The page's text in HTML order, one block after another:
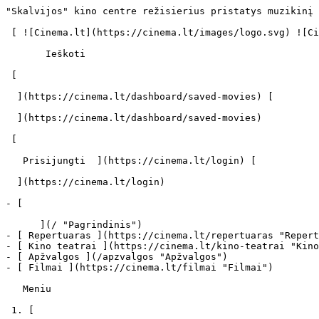
"Skalvijos" kino centre režisierius pristatys muzikinį filmą „Voluptas dolendi. Caravaggio gestai“ - cinema.lt                            Ieškoti     

 [ ![Cinema.lt](https://cinema.lt/images/logo.svg) ![Cinema.lt](https://cinema.lt/images/favicon.svg) ](https://cinema.lt "Cinema.lt")

       Ieškoti     

 [  

  ](https://cinema.lt/dashboard/saved-movies) [  

  ](https://cinema.lt/dashboard/saved-movies)

 [  

   Prisijungti  ](https://cinema.lt/login) [  

  ](https://cinema.lt/login) 

- [  

      ](/ "Pagrindinis")
- [ Repertuaras ](https://cinema.lt/repertuaras "Repertuaras")
- [ Kino teatrai ](https://cinema.lt/kino-teatrai "Kino teatrai")
- [ Apžvalgos ](/apzvalgos "Apžvalgos")
- [ Filmai ](https://cinema.lt/filmai "Filmai")

   Meniu   

 1. [ 

      cinema.lt  ](/)
2. [  Naujienos  ](https://cinema.lt/naujienos)
3. "Skalvijos" kino centre režisierius pristatys muzikinį filmą „Voluptas dolendi. Caravaggio gestai“

"Skalvijos" kino centre režisierius pristatys muzikinį filmą „Voluptas dolendi. Caravaggio gestai“
==================================================================================================

Lapkričio 17, 18 d. – 17 val. "Skalvijos" kino centre bus parodytas italų režisieriaus muzikinis filmas „Voluptas dolendi. Caravaggio gestai“ („Voluptas dolendi. I gesti del Caravaggio“, muzikinė drama, italų, lotynų k., liet. subt., Italija, 2008, 58 min.). Filmą pristatys režisierius.

Režisierius: Francesco Vitali

Filmo aktoriai: šokėja Deda Cristina Colonna, arfininkė Mara Galassi

Šis kūrinys – ne teatro pjesė, perkelta į kiną, tai ne dokumentika, ne muzikinis filmas ir net ne baletas. Filmo scenarijus grįstas ne mūsų laikais parašytu tekstu, – kaip ir spektaklio, pagal kurio motyvus šis sukurtas. Jį sudaro dėliojami tarsi skaidrės paveikslai, o perpinant juos citatomis iš senovinių kūrinių, pasiekiama, kad judesys, spalvos, šviesos, garsai ir žodžiai susilietų į vientisą pasakojimą.

Tarp daugybės Italijos baroko genijaus Michelangelo Merisi da Caravaggio kūrybai skirtos produkcijos ir renginių, aprėpiančių kone visus įmanomus jo tapybos palikimo aspektus (net ir mažiau svarbius ar visai netikėtus), šis filmas labai reikšmingas. Šįsyk paliekant nuošalyje skandalingus menininko biografijos faktus, žiūrovui iš vidaus atskleidžiamas paties dailininko žvilgsnis, tarsi įgarsintoje fotografijoje ir judesyje fiksuojantis kasdienį to meto gyvenimą, kuris ne taip smarkiai skiriasi ir nuo mūsiškio.

Filmą pristato nacionalinė programa „Vilnius – Europos kultūros sostinė 2009“ ir „Baroko dialogai“. Specialia baroko menų – architektūros, muzikos, teatro, literatūros bei šokio –programa siekiama aktualiai pristatyti ir šiuolaikiškai interpretuoti Europos baroko meninį palikimą. Rengėjai – viešoji įstaiga „Banchetto musicale“ir Marco Fodellos fondas.

Įėjimas nemokamas.

 Dalintis

 [ ![Facebook](https://cinema.lt/images/socials/facebook_icon.svg) ](https://www.facebook.com/sharer/sharer.php?u=https%3A%2F%2Fcinema.lt%2Fnaujienos%2Fskalvijos-kino-centre-rezisierius-pristatys-muzikini-filma-voluptas-dolendi-caravaggio-gestai)[ ![Messenger](https://cinema.lt/images/socials/messenger_icon.svg) ](https://www.facebook.com/dialog/send?link=https%3A%2F%2Fcinema.lt%2Fnaujienos%2Fskalvijos-kino-centre-rezisierius-pristatys-muzikini-filma-voluptas-dolendi-caravaggio-gestai&redirect_uri=https%3A%2F%2Fcinema.lt%2Fnaujienos%2Fskalvijos-kino-centre-rezisierius-pristatys-muzikini-filma-voluptas-dolendi-caravaggio-gestai)[ ![LinkedIn](https://cinema.lt/images/socials/linkedin_icon.svg) ](https://www.linkedin.com/sharing/share-offsite/